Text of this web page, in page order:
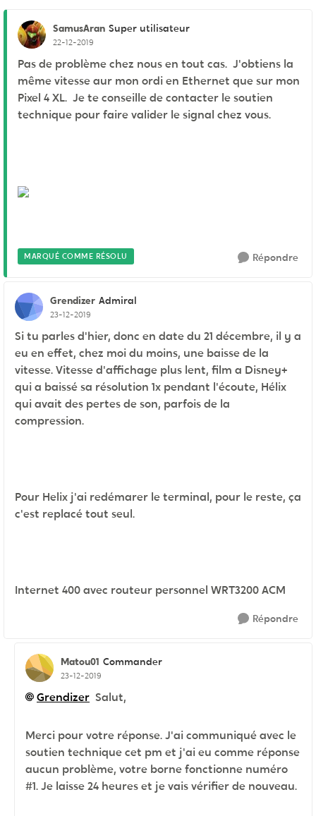
SamusAran Super utilisateur
22-12-2019
Pas de problème chez nous en tout cas. J'obtiens la
même vitesse aur mon ordi en Ethernet que sur mon
Pixel 4 XL. Je te conseille de contacter le soutien
technique pour faire valider le signal chez vous.
MARQUÉ COMME RÉSOLU Répondre
Grendizer Admiral
23-12-2019
Si tu parles d'hier, donc en date du 21 décembre, il y a
eu en effet, chez moi du moins, une baisse de la
vitesse. Vitesse d'affichage plus lent, film a Disney+
qui a baissé sa résolution 1x pendant l'écoute, Hélix
qui avait des pertes de son, parfois de la
compression.
Pour Helix j'ai redémarer le terminal, pour le reste, ça
c'est replacé tout seul.
Internet 400 avec routeur personnel WRT3200 ACM
Répondre
Matou01 Commander
23-12-2019
Grendizer Salut,
Merci pour votre réponse. J'ai communiqué avec le
soutien technique cet pm et j'ai eu comme réponse
aucun problème, votre borne fonctionne numéro
#1. Je laisse 24 heures et je vais vérifier de nouveau.